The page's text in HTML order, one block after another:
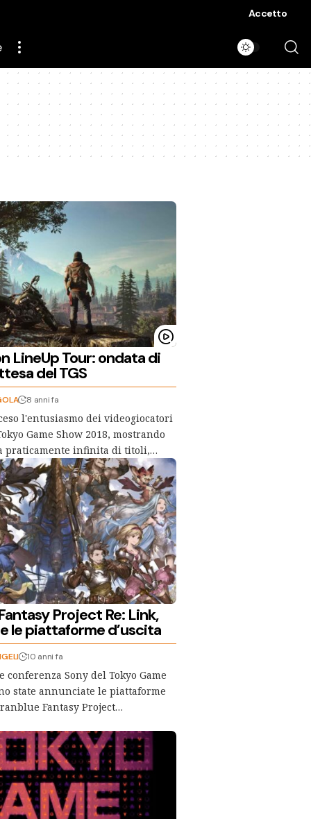
Accetto
LineUp Tour: ondata di
del TGS
8 anni fa
l'entusiasmo dei videogiocatori
Game Show 2018, mostrando
praticamente infinita di titoli,…
Project Re: Link,
le piattaforme d’uscita
10 anni fa
conferenza Sony del Tokyo Game
state annunciate le piattaforme
Fantasy Project…